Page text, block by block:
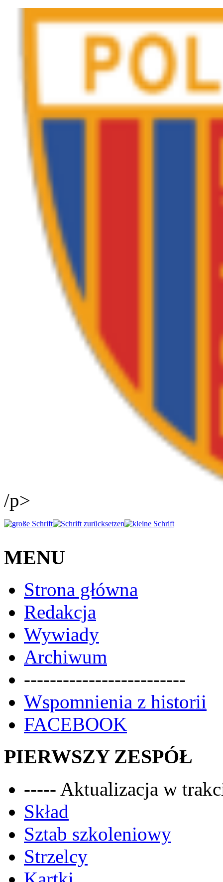
/p>
MENU
Strona główna
Redakcja
Wywiady
Archiwum
-------------------------
Wspomnienia z historii
FACEBOOK
PIERWSZY ZESPÓŁ
----- Aktualizacja w
Skład
Sztab szkoleniowy
Strzelcy